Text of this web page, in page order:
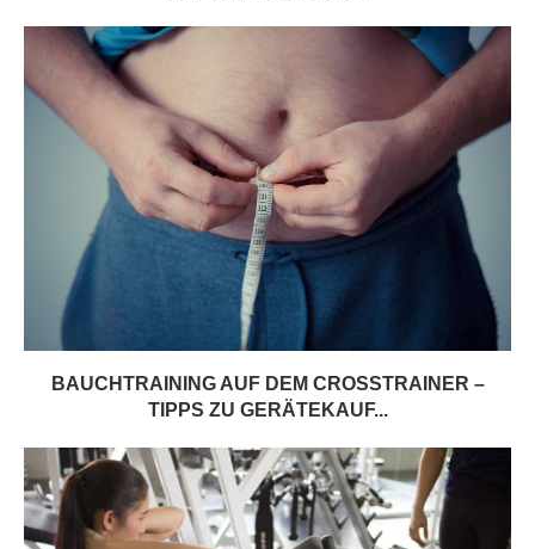
BAUCHTRAINING AUF DEM CROSSTRAINER –
TIPPS ZU GERÄTEKAUF...